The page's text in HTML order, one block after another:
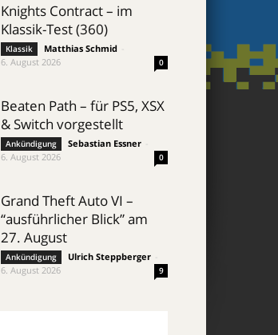
Knights Contract – im
Klassik-Test (360)
Klassik Matthias Schmid
6. August 2026
0
Beaten Path – für PS5, XSX
& Switch vorgestellt
Ankündigung Sebastian Essner
6. August 2026
0
Grand Theft Auto VI –
“ausführlicher Blick” am
27. August
Ankündigung Ulrich Steppberger
6. August 2026
9